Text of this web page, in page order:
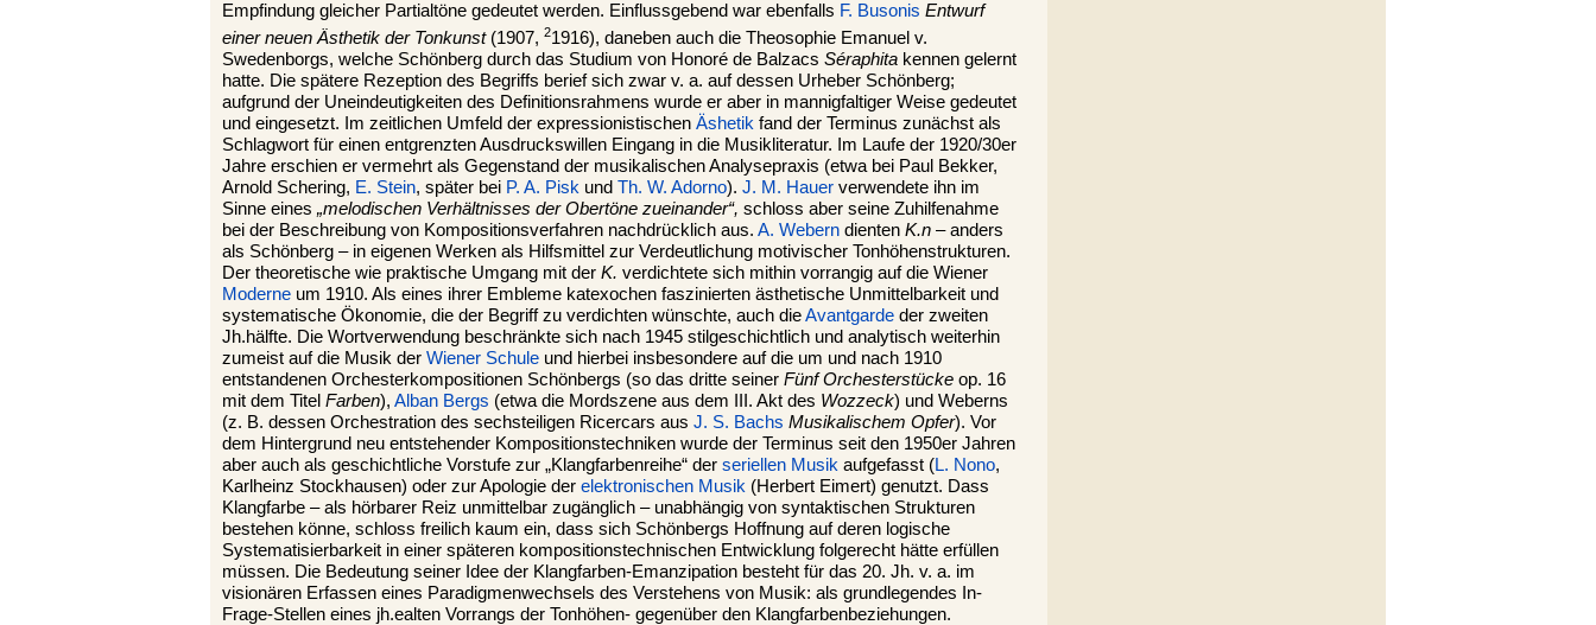
Empfindung gleicher Partialtöne gedeutet werden. Einflussgebend war ebenfalls F. Busonis Entwurf
einer neuen Ästhetik der Tonkunst(1907, 21916), daneben auch die Theosophie Emanuel v.
Swedenborgs, welche Schönberg durch das Studium von Honoré de Balzacs Séraphita kennen gelernt
hatte. Die spätere Rezeption des Begriffs berief sich zwar v. a. auf dessen Urheber Schönberg;
aufgrund der Uneindeutigkeiten des Definitionsrahmens wurde er aber in mannigfaltiger Weise gedeutet
und eingesetzt. Im zeitlichen Umfeld der expressionistischen Äshetik fand der Terminus zunächst als
Schlagwort für einen entgrenzten Ausdruckswillen Eingang in die Musikliteratur. Im Laufe der 1920/30er
Jahre erschien er vermehrt als Gegenstand der musikalischen Analysepraxis (etwa bei Paul Bekker,
Arnold Schering, E. Stein, später bei P. A. Pisk und Th. W. Adorno). J. M. Hauer verwendete ihn im
Sinne eines „melodischen Verhältnisses der Obertöne zueinander“, schloss aber seine Zuhilfenahme
bei der Beschreibung von Kompositionsverfahren nachdrücklich aus. A. Webern dienten K.n – anders
als Schönberg – in eigenen Werken als Hilfsmittel zur Verdeutlichung motivischer Tonhöhenstrukturen.
Der theoretische wie praktische Umgang mit der K. verdichtete sich mithin vorrangig auf die Wiener
Moderne um 1910. Als eines ihrer Embleme katexochen faszinierten ästhetische Unmittelbarkeit und
systematische Ökonomie, die der Begriff zu verdichten wünschte, auch dieAvantgarde der zweiten
Jh.hälfte. Die Wortverwendung beschränkte sich nach 1945 stilgeschichtlich und analytisch weiterhin
zumeist auf die Musik der Wiener Schule und hierbei insbesondere auf die um und nach 1910
entstandenen Orchesterkompositionen Schönbergs (so das dritte seiner Fünf Orchesterstücke op. 16
mit dem Titel Farben), Alban Bergs (etwa die Mordszene aus dem III. Akt des Wozzeck) und Weberns
(z. B. dessen Orchestration des sechsteiligen Ricercars aus J. S. Bachs Musikalischem Opfer). Vor
dem Hintergrund neu entstehender Kompositionstechniken wurde der Terminus seit den 1950er Jahren
aber auch als geschichtliche Vorstufe zur „Klangfarbenreihe“ der seriellen Musik aufgefasst (L. Nono,
Karlheinz Stockhausen) oder zur Apologie der elektronischen Musik (Herbert Eimert) genutzt. Dass
Klangfarbe – als hörbarer Reiz unmittelbar zugänglich – unabhängig von syntaktischen Strukturen
bestehen könne, schloss freilich kaum ein, dass sich Schönbergs Hoffnung auf deren logische
Systematisierbarkeit in einer späteren kompositionstechnischen Entwicklung folgerecht hätte erfüllen
müssen. Die Bedeutung seiner Idee der Klangfarben-Emanzipation besteht für das 20. Jh. v. a. im
visionären Erfassen eines Paradigmenwechsels des Verstehens von Musik: als grundlegendes In-
Frage-Stellen eines jh.ealten Vorrangs der Tonhöhen- gegenüber den Klangfarbenbeziehungen.